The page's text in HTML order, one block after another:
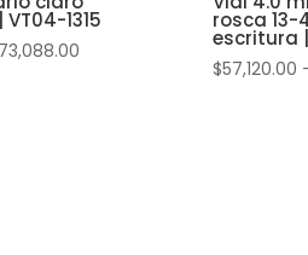
1315 rosca 13-
escritura |
$57,120.00